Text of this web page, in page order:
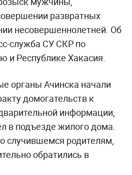
развратных
несовершеннолетней. Об
служба СУ СКР по
и Республике Хакасия.
органы Ачинска начали
домогательств к
информации,
в подъезде жилого дома.
случившемся родителям,
обратились в